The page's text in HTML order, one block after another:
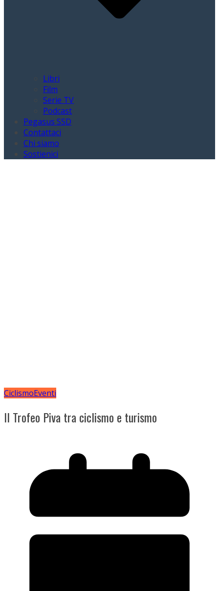
Libri
Film
Serie TV
Podcast
Pegasus SSD
Contattaci
Chi siamo
Sostienici
CiclismoEventi
Il Trofeo Piva tra ciclismo e turismo